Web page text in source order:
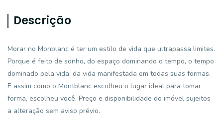
Descrição
Morar no Monblanc é ter um estilo de vida que ultrapassa limites.
Porque é feito de sonho, do espaço dominando o tempo, o tempo
dominado pela vida, da vida manifestada em todas suas formas.
E assim como o Montblanc escolheu o lugar ideal para tomar
forma, escolheu você. Preço e disponibilidade do imóvel sujeitos
a alteração sem aviso prévio.